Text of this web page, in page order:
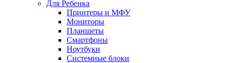
Для Ребенка
Принтеры и МФУ
Мониторы
Планшеты
Смартфоны
Ноутбуки
Системные блоки